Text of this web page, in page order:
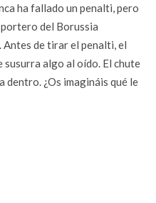
ha fallado un penalti, pero
del Borussia
de tirar el penalti, el
algo al oído. El chute
dentro. ¿Os imagináis qué le